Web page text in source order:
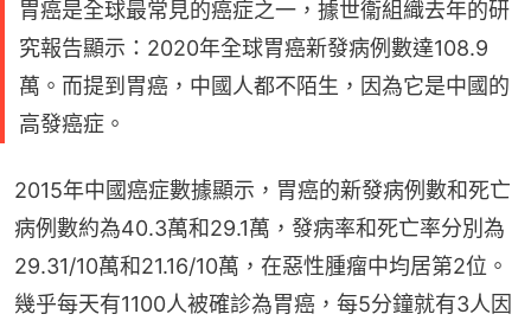
胃癌是全球最常見的癌症之一，據世衞組織去年的研
究報告顯示：2020年全球胃癌新發病例數達108.9
萬。而提到胃癌，中國人都不陌生，因為它是中國的
高發癌症。
2015年中國癌症數據顯示，胃癌的新發病例數和死亡
病例數約為40.3萬和29.1萬，發病率和死亡率分別為
29.31/10萬和21.16/10萬，在惡性腫瘤中均居第2位。
幾乎每天有1100人被確診為胃癌，每5分鐘就有3人因